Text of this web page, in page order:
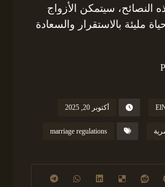
النصائح، سيتمكن الأزواج
مليئة بالاستقرار والسعادة
أكتوبر 20, 2025
marriage regulations